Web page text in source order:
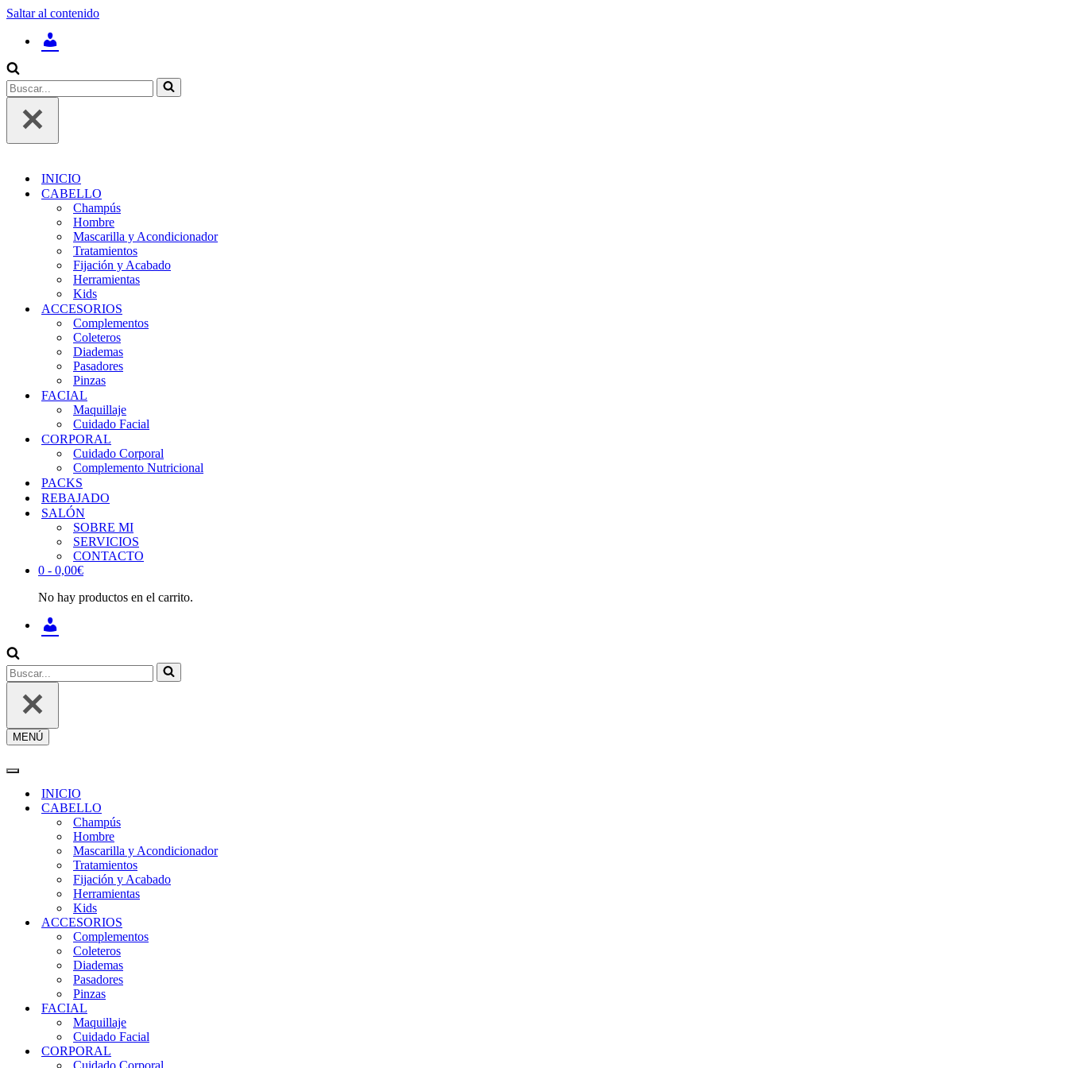
Saltar al contenido
SESIÓN
REGÍSTRATE
Buscar...
INICIO
CABELLO
Champús
Hombre
Mascarilla y Acondicionador
Tratamientos
Fijación y Acabado
Herramientas
Kids
ACCESORIOS
Complementos
Coleteros
Diademas
Pasadores
Pinzas
FACIAL
Maquillaje
Cuidado Facial
CORPORAL
Cuidado Corporal
Complemento Nutricional
PACKS
REBAJADO
SALÓN
SOBRE MI
SERVICIOS
CONTACTO
0 - 0,00€
No hay productos en el carrito.
SESIÓN
REGÍSTRATE
Buscar...
MENÚ
Menú
Menú
navegación
INICIO
CABELLO
Champús
Hombre
Mascarilla y Acondicionador
Tratamientos
Fijación y Acabado
Herramientas
Kids
ACCESORIOS
Complementos
Coleteros
Diademas
Pasadores
Pinzas
FACIAL
Maquillaje
Cuidado Facial
CORPORAL
Cuidado Corporal